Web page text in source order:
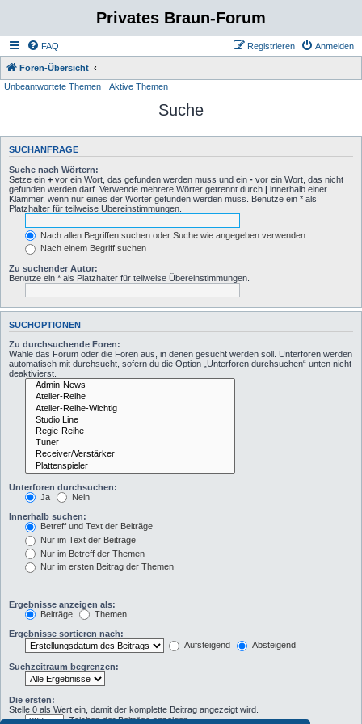
Privates Braun-Forum
FAQ Anmelden
Registrieren
Foren-Übersicht
Unbeantwortete Themen
Aktive Themen
Suche
SUCHANFRAGE
Suche nach Wörtern:
Setze ein + vor ein Wort, das gefunden werden muss und ein - vor ein Wort, das nicht
gefunden werden darf. Verwende mehrere Wörter getrennt durch | innerhalb einer
Klammer, wenn nur eines der Wörter gefunden werden muss. Benutze ein * als
Platzhalter für teilweise Übereinstimmungen.
Nach allen Begriffen suchen oder Suche wie angegeben verwenden
Nach einem Begriff suchen
Zu suchender Autor:
Benutze ein * als Platzhalter für teilweise Übereinstimmungen.
SUCHOPTIONEN
Zu durchsuchende Foren:
Wähle das Forum oder die Foren aus, in denen gesucht werden soll. Unterforen werden
automatisch mit durchsucht, sofern du die Option „Unterforen durchsuchen“ unten nicht
deaktivierst.
Unterforen durchsuchen:
Ja
Nein
Innerhalb suchen:
Betreff und Text der Beiträge
Nur im Text der Beiträge
Nur im Betreff der Themen
Nur im ersten Beitrag der Themen
Ergebnisse anzeigen als:
Beiträge
Themen
Ergebnisse sortieren nach:
Aufsteigend
Absteigend
Suchzeitraum begrenzen:
Die ersten:
Stelle 0 als Wert ein, damit der komplette Beitrag angezeigt wird.
Zeichen der Beiträge anzeigen